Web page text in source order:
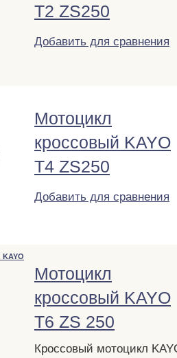
T2 ZS250
Добавить для сравнения
Мотоцикл
кроссовый KAYO
T4 ZS250
Добавить для сравнения
Мотоцикл
кроссовый KAYO
T6 ZS 250
Кроссовый мотоцикл